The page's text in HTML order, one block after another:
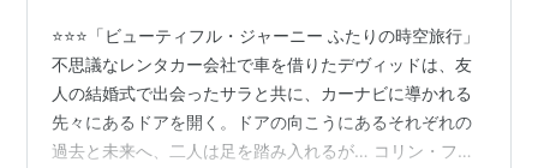
⭐️⭐️⭐️「ビューティフル・ジャーニー ふたりの時空旅行」
不思議なレンタカー会社で車を借りたデヴィッドは、友
人の結婚式で出会ったサラと共に、カーナビに導かれる
先々にあるドアを開く。ドアの向こうにあるそれぞれの
過去と未来へ、二人は足を踏み入れるが… コリン・ファ